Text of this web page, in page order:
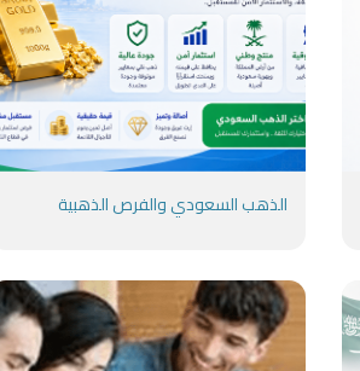
الذهب السعودي والفرص الذهبية